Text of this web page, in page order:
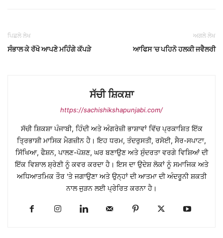
ਪਿਛਲੇ ਲੇਖ
ਸੰਭਾਲ ਕੇ ਰੱਖੋ ਆਪਣੇ ਮਹਿੰਗੇ ਕੱਪੜੇ
ਅਗਲੇ ਲੇਖ
ਆਫਿਸ ’ਚ ਪਹਿਨੋ ਹਲਕੀ ਜਵੈਲਰੀ
ਸੱਚੀ ਸ਼ਿਕਸ਼ਾ
https://sachishikshapunjabi.com/
ਸੱਚੀ ਸ਼ਿਕਸ਼ਾ ਪੰਜਾਬੀ, ਹਿੰਦੀ ਅਤੇ ਅੰਗਰੇਜ਼ੀ ਭਾਸ਼ਾਵਾਂ ਵਿੱਚ ਪ੍ਰਕਾਸ਼ਿਤ ਇੱਕ
ਤ੍ਰਿਭਾਸ਼ੀ ਮਾਸਿਕ ਮੈਗਜ਼ੀਨ ਹੈ। ਇਹ ਧਰਮ, ਤੰਦਰੁਸਤੀ, ਰਸੋਈ, ਸੈਰ-ਸਪਾਟਾ,
ਸਿੱਖਿਆ, ਫੈਸ਼ਨ, ਪਾਲਣ-ਪੋਸ਼ਣ, ਘਰ ਬਣਾਉਣ ਅਤੇ ਸੁੰਦਰਤਾ ਵਰਗੇ ਵਿਸ਼ਿਆਂ ਦੀ
ਇੱਕ ਵਿਸ਼ਾਲ ਸ਼੍ਰੇਣੀ ਨੂੰ ਕਵਰ ਕਰਦਾ ਹੈ। ਇਸ ਦਾ ਉਦੇਸ਼ ਲੋਕਾਂ ਨੂੰ ਸਮਾਜਿਕ ਅਤੇ
ਅਧਿਆਤਮਿਕ ਤੌਰ 'ਤੇ ਜਗਾਉਣਾ ਅਤੇ ਉਨ੍ਹਾਂ ਦੀ ਆਤਮਾ ਦੀ ਅੰਦਰੂਨੀ ਸ਼ਕਤੀ
ਨਾਲ ਜੁੜਨ ਲਈ ਪ੍ਰੇਰਿਤ ਕਰਨਾ ਹੈ।